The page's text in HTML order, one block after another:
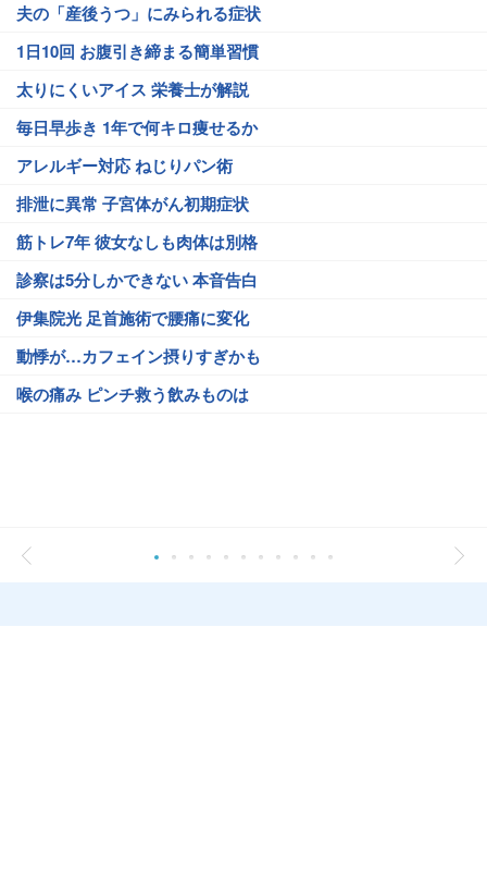
夫の「産後うつ」にみられる症状
1日10回 お腹引き締まる簡単習慣
太りにくいアイス 栄養士が解説
毎日早歩き 1年で何キロ痩せるか
アレルギー対応 ねじりパン術
排泄に異常 子宮体がん初期症状
筋トレ7年 彼女なしも肉体は別格
診察は5分しかできない 本音告白
伊集院光 足首施術で腰痛に変化
動悸が…カフェイン摂りすぎかも
喉の痛み ピンチ救う飲みものは